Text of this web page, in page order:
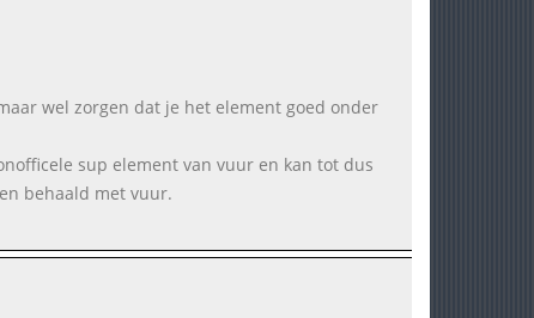
wel zorgen dat je het element goed onder
sup element van vuur en kan tot dus
behaald met vuur.